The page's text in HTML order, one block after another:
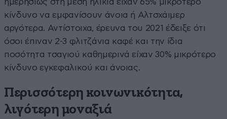
ημερησίως στη μέση ηλικία είχαν 65% μικρότερο
κίνδυνο να εμφανίσουν άνοια ή Αλτσχάιμερ
αργότερα. Αντίστοιχα, έρευνα του 2021 έδειξε ότι
όσοι έπιναν 2-3 φλιτζάνια καφέ και την ίδια
ποσότητα τσαγιού καθημερινά είχαν 30% μικρότερο
κίνδυνο εγκεφαλικού και άνοιας.
Περισσότερη κοινωνικότητα,
λιγότερη μοναξιά